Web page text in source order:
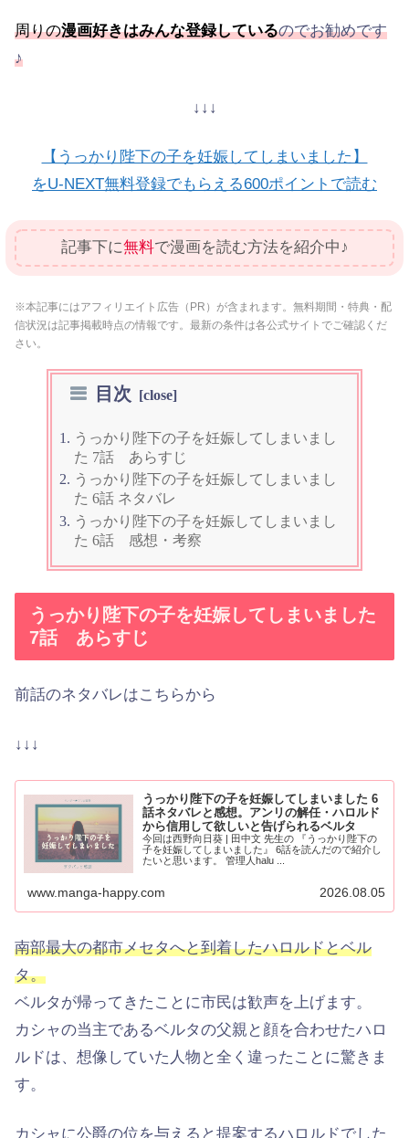
周りの漫画好きはみんな登録しているのでお勧めです
♪
↓↓↓
【うっかり陛下の子を妊娠してしまいました】
をU-NEXT無料登録でもらえる600ポイントで読む
記事下に無料で漫画を読む方法を紹介中♪
※本記事にはアフィリエイト広告（PR）が含まれます。無料期間・特典・配
信状況は記事掲載時点の情報です。最新の条件は各公式サイトでご確認くだ
さい。
目次
うっかり陛下の子を妊娠してしまいまし
た 7話 あらすじ
うっかり陛下の子を妊娠してしまいまし
た 6話 ネタバレ
うっかり陛下の子を妊娠してしまいまし
た 6話 感想・考察
うっかり陛下の子を妊娠してしまいました
7話 あらすじ
前話のネタバレはこちらから
↓↓↓
うっかり陛下の子を妊娠してしまいました 6
話ネタバレと感想。アンリの解任・ハロルド
から信用して欲しいと告げられるベルタ
今回は西野向日葵 | 田中文 先生の 『うっかり陛下の
子を妊娠してしまいました』 6話を読んだので紹介し
たいと思います。 管理人halu ...
www.manga-happy.com 2026.08.05
南部最大の都市メセタへと到着したハロルドとベル
タ。
ベルタが帰ってきたことに市民は歓声を上げます。
カシャの当主であるベルタの父親と顔を合わせたハロ
ルドは、想像していた人物と全く違ったことに驚きま
す。
カシャに公爵の位を与えると提案するハロルドでした